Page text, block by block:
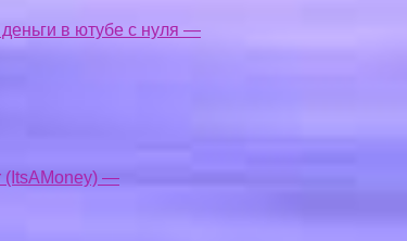
деньги в ютубе с нуля —
(ItsAMoney) —